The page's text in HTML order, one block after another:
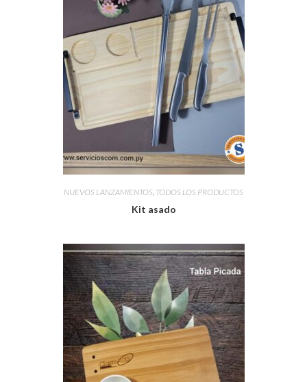
NUEVOS LANZAMIENTOS, TODOS LOS PRODUCTOS
Kit asado